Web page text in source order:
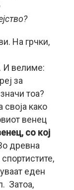
На грчки,
И велиме:
за
тоа?
своја како
венец
со кој
древна
еден
Затоа,